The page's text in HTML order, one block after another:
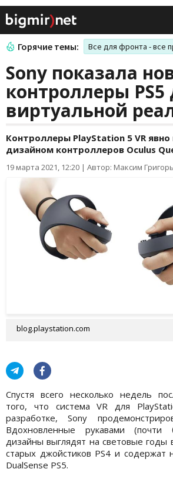
Горячие темы: Все для фронта - все
Sony показала
контроллеры PS5
виртуальной
Контроллеры PlayStation 5 VR
дизайном контроллеров Oculus
19 марта 2021, 12:20 | Автор: Максим
blog.playstation.com
Спустя всего несколько недель
того, что система VR для
разработке, Sony
Вдохновленные рукавами (почти
дизайны выглядят на световые годы
старых джойстиков PS4 и содержат
DualSense PS5.